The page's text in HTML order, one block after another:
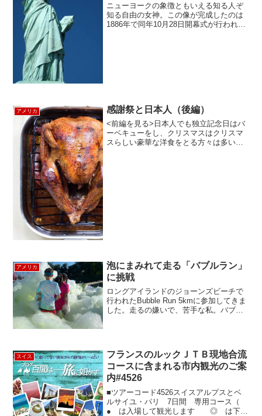
ニューヨークの象徴ともいえる知る人ぞ
知る自由の女神。この像が完成したのは
1886年で同年10月28日開幕式が行われ
アメリカ 感謝祭と日本人（後編）
<前編を見る>日本人でも独立記念日はバ
ーベキューをし、クリスマスはクリスマ
スらしい豪華な洋食をとる方々は多いと
アメリカ
泡にまみれて走る「バブルラン」
に挑戦
ロングアイランドのジョーンズビーチで
行われたBubble Run 5kmに参加してきま
した。走るの嫌いで、苦手な私。バブル
スイス
フランスのルックＪＴＢ現地合流
コースに含まれる市内観光のご案
内#4526
■ツアーコード4526スイスアルプスとベ
ルサイユ・パリ 7日間 専用コース（
● は入場して観光します ◎ は下車